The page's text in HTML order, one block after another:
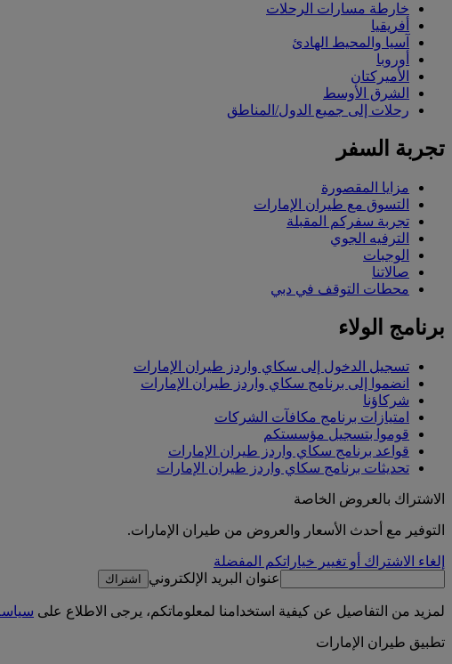
خارطة مسارات الرحلات
أفريقيا
آسيا والمحيط الهادئ
أوروبا
الأميركتان
الشرق الأوسط
رحلات إلى جميع الدول/المناطق
تجربة السفر
مزايا المقصورة
التسوق مع طيران الإمارات
تجربة سفركم المقبلة
الترفيه الجوي
الوجبات
صالاتنا
محطات التوقف في دبي
برنامج الولاء
تسجيل الدخول إلى سكاي واردز طيران الإمارات
انضموا إلى برنامج سكاي واردز طيران الإمارات
شركاؤنا
امتيازات برنامج مكافآت الشركات
قوموا بتسجيل مؤسستكم
قواعد برنامج سكاي واردز طيران الإمارات
تحديثات برنامج سكاي واردز طيران الإمارات
الاشتراك بالعروض الخاصة
التوفير مع أحدث الأسعار والعروض من طيران الإمارات.
إلغاء الاشتراك أو تغيير خياراتكم المفضلة
عنوان البريد الإلكتروني
اشتراك
لمزيد من التفاصيل عن كيفية استخدامنا لمعلوماتكم، يرجى الاطلاع على
تطبيق طيران الإمارات